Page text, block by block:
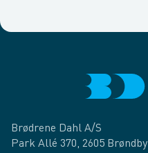
Brødrene Dahl A/S
Park Allé 370, 2605 Brøndby